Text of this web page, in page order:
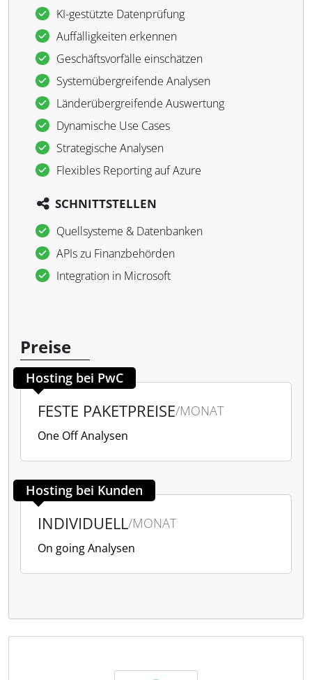
KI-gestützte Datenprüfung
Auffälligkeiten erkennen
Geschäftsvorfälle einschätzen
Systemübergreifende Analysen
Länderübergreifende Auswertung
Dynamische Use Cases
Strategische Analysen
Flexibles Reporting auf Azure
SCHNITTSTELLEN
Quellsysteme & Datenbanken
APIs zu Finanzbehörden
Integration in Microsoft
Preise
Hosting bei PwC
FESTE PAKETPREISE/MONAT
One Off Analysen
Hosting bei Kunden
INDIVIDUELL/MONAT
On going Analysen